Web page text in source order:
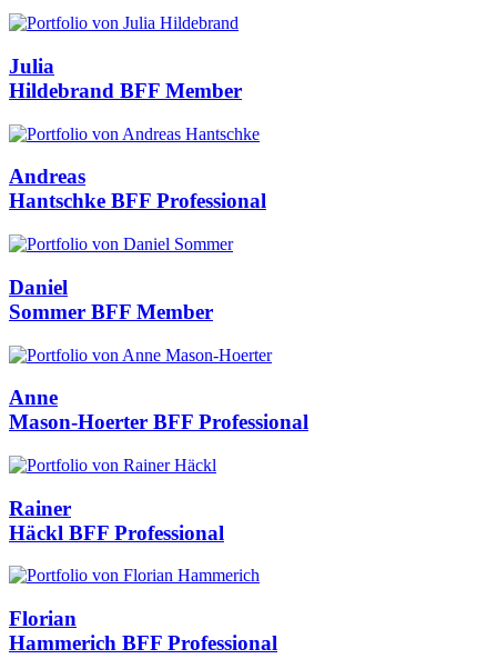
Julia
Hildebrand BFF Member
Andreas
Hantschke BFF Professional
Daniel
Sommer BFF Member
Anne
Mason-Hoerter BFF Professional
Rainer
Häckl BFF Professional
Florian
Hammerich BFF Professional